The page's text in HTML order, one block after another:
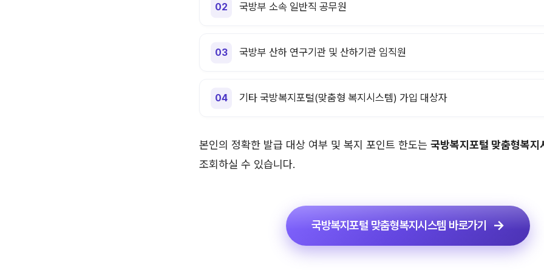
국방부 소속 일반직 공무원
국방부 산하 연구기관 및 산하기관 임직원
기타 국방복지포털(맞춤형 복지시스템) 가입 대상자
본인의 정확한 발급 대상 여부 및 복지 포인트 한도는 국방복지포털 맞춤형복지
조회하실 수 있습니다.
국방복지포털 맞춤형복지시스템 바로가기